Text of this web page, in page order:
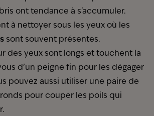
ont tendance à s'accumuler.
à nettoyer sous les yeux où les
sont souvent présentes.
des yeux sont longs et touchent la
d’un peigne fin pour les dégager
pouvez aussi utiliser une paire de
pour couper les poils qui